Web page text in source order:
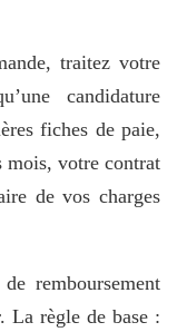
traitez votre
candidature
fiches de paie,
mois, votre contrat
de vos charges
remboursement
La règle de base :